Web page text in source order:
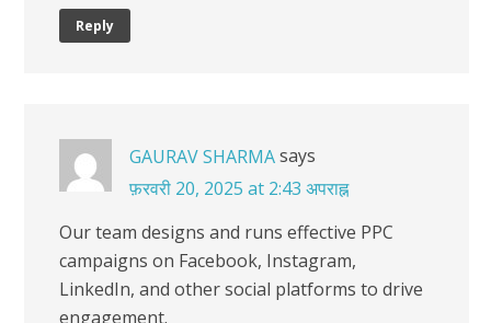
Reply
GAURAV SHARMAsays
फ़रवरी 20, 2025 at 2:43 अपराह्न
Our team designs and runs effective PPC
campaigns on Facebook, Instagram,
LinkedIn, and other social platforms to drive
engagement.